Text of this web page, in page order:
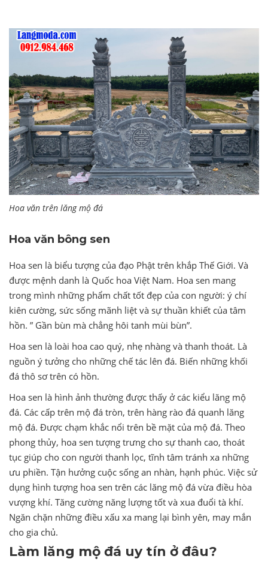
Hoa văn trên lăng mộ đá
Hoa văn bông sen
Hoa sen là biểu tượng của đạo Phật trên khắp Thế Giới. Và
được mệnh danh là Quốc hoa Việt Nam. Hoa sen mang
trong mình những phẩm chất tốt đẹp của con người: ý chí
kiên cường, sức sống mãnh liệt và sự thuần khiết của tâm
hồn. ” Gần bùn mà chẳng hôi tanh mùi bùn”.
Hoa sen là loài hoa cao quý, nhẹ nhàng và thanh thoát. Là
nguồn ý tưởng cho những chế tác lên đá. Biến những khối
đá thô sơ trên có hồn.
Hoa sen là hình ảnh thường được thấy ở các kiểu lăng mộ
đá. Các cấp trên mộ đá tròn, trên hàng rào đá quanh lăng
mộ đá. Được chạm khắc nổi trên bề mặt của mộ đá. Theo
phong thủy, hoa sen tượng trưng cho sự thanh cao, thoát
tục giúp cho con người thanh lọc, tĩnh tâm tránh xa những
ưu phiền. Tận hưởng cuộc sống an nhàn, hạnh phúc. Việc sử
dụng hình tượng hoa sen trên các lăng mộ đá vừa điều hòa
vượng khí. Tăng cường năng lượng tốt và xua đuổi tà khí.
Ngăn chặn những điều xấu xa mang lại bình yên, may mắn
cho gia chủ.
Làm lăng mộ đá uy tín ở đâu?